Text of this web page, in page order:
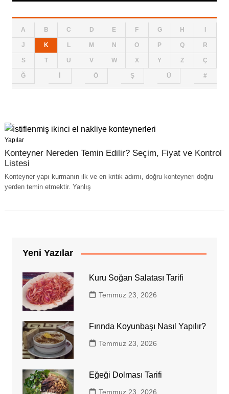
A B C D E F G H
J K L M N O P Q R
S T U V W X Y Z Ç
Ğ Ö Ş Ü #
Yapılar
Konteyner Nereden Temin Edilir? Seçim, Fiyat ve Kontrol
Listesi
Konteyner yapı kurmanın ilk ve en kritik adımı, doğru konteyneri doğru
yerden temin etmektir. Yanlış
Yeni Yazılar
Kuru Soğan Salatası Tarifi
Temmuz 23, 2026
Fırında Koyunbaşı Nasıl Yapılır?
Temmuz 23, 2026
Eğeği Dolması Tarifi
Temmuz 23, 2026